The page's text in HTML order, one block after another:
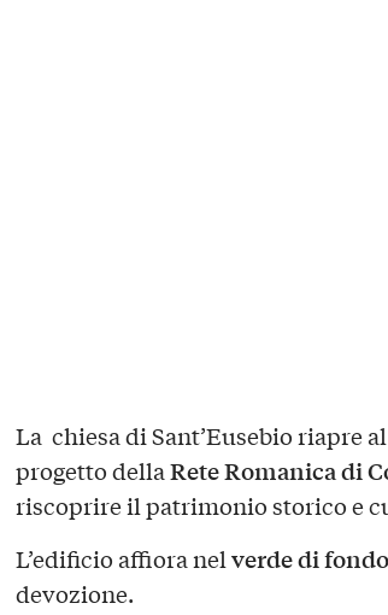
La chiesa di Sant’Eusebio riapre
progetto dellaRete Romanica di
riscoprire il patrimonio storico e
L’edificio affiora nelverde di
devozione.